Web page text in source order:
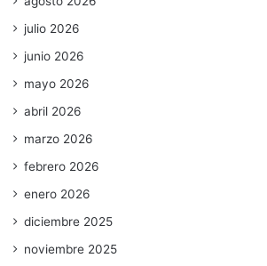
julio 2026
junio 2026
mayo 2026
abril 2026
marzo 2026
febrero 2026
enero 2026
diciembre 2025
noviembre 2025